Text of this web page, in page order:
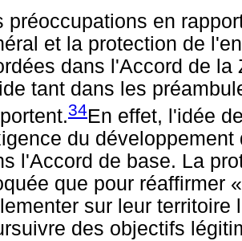
préoccupations en
et la protection de
dans l'Accord de
tant dans les
34En effet, l'idée
du
l'Accord de base. La
que pour réaffirmer
sur leur
des objectifs